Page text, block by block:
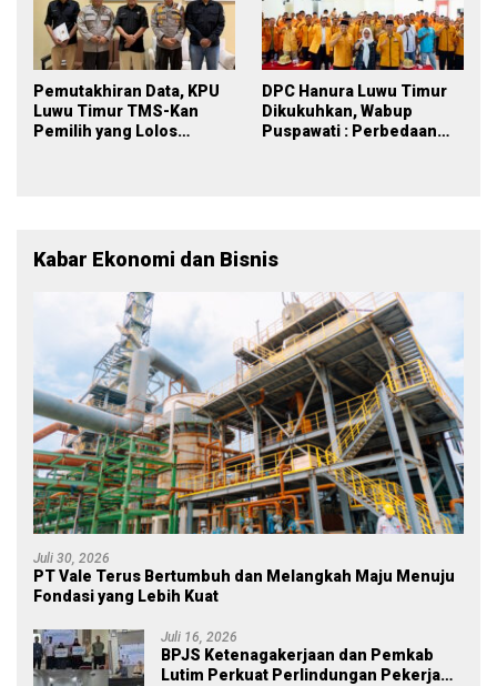
Pemutakhiran Data, KPU
Luwu Timur TMS-Kan
Pemilih yang Lolos
DPC Hanura Luwu Timur
Dikukuhkan, Wabup
Puspawati : Perbedaan
Kabar Ekonomi dan Bisnis
Juli 30, 2026
PT Vale Terus Bertumbuh dan Melangkah Maju Menuju
Fondasi yang Lebih Kuat
Juli 16, 2026
BPJS Ketenagakerjaan dan Pemkab
Lutim Perkuat Perlindungan Pekerja